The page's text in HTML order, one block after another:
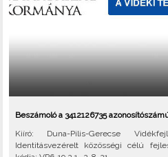
Beszámoló a 3412126735
Kiíró: Duna-Pilis-Gerecse
Identitásvezérelt közösségi célú